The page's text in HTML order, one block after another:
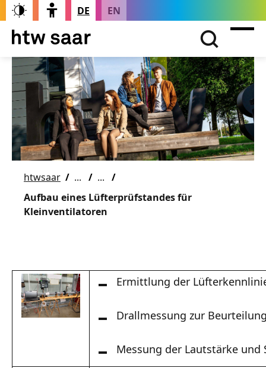
DE EN
htwsaar
Aufbau eines Lüfterprüfstandes für
Kleinventilatoren
Ermittlung der
Drallmessung zur
Messung der Lautstärke